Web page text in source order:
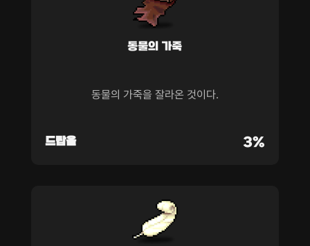
동물의 가죽
동물의 가죽을 잘라온 것이다.
드랍율 3%